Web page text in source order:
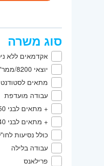
סוג משרה
אקדמאים ללא
יוצאי 8200/ממר"ם
מתאים
עבודה מועדפת
+ מתאים לבני 50
+ מתאים לבני 40
כולל נסיעות
עבודה בלילה
פרילאנס